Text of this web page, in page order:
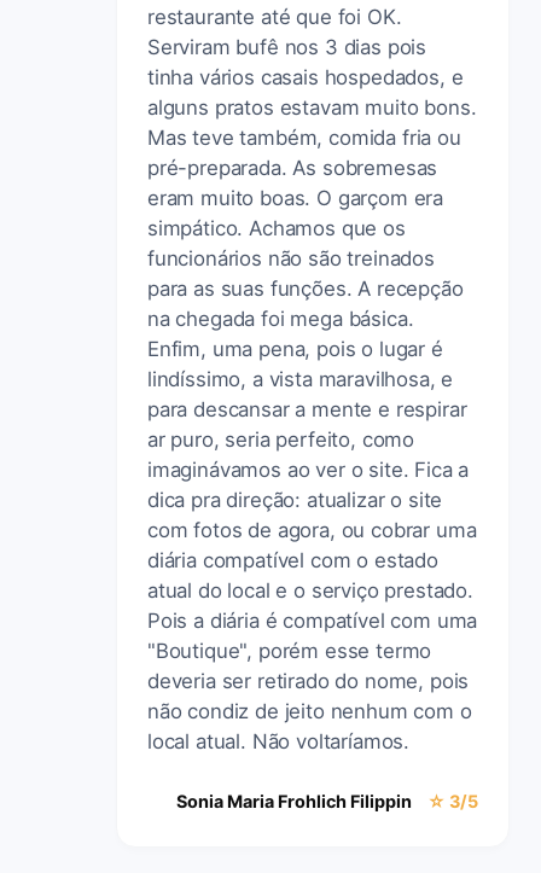
restaurante até que foi OK.
Serviram bufê nos 3 dias pois
tinha vários casais hospedados, e
alguns pratos estavam muito bons.
Mas teve também, comida fria ou
pré-preparada. As sobremesas
eram muito boas. O garçom era
simpático. Achamos que os
funcionários não são treinados
para as suas funções. A recepção
na chegada foi mega básica.
Enfim, uma pena, pois o lugar é
lindíssimo, a vista maravilhosa, e
para descansar a mente e respirar
ar puro, seria perfeito, como
imaginávamos ao ver o site. Fica a
dica pra direção: atualizar o site
com fotos de agora, ou cobrar uma
diária compatível com o estado
atual do local e o serviço prestado.
Pois a diária é compatível com uma
"Boutique", porém esse termo
deveria ser retirado do nome, pois
não condiz de jeito nenhum com o
local atual. Não voltaríamos.
Sonia Maria Frohlich Filippin ☆ 3/5